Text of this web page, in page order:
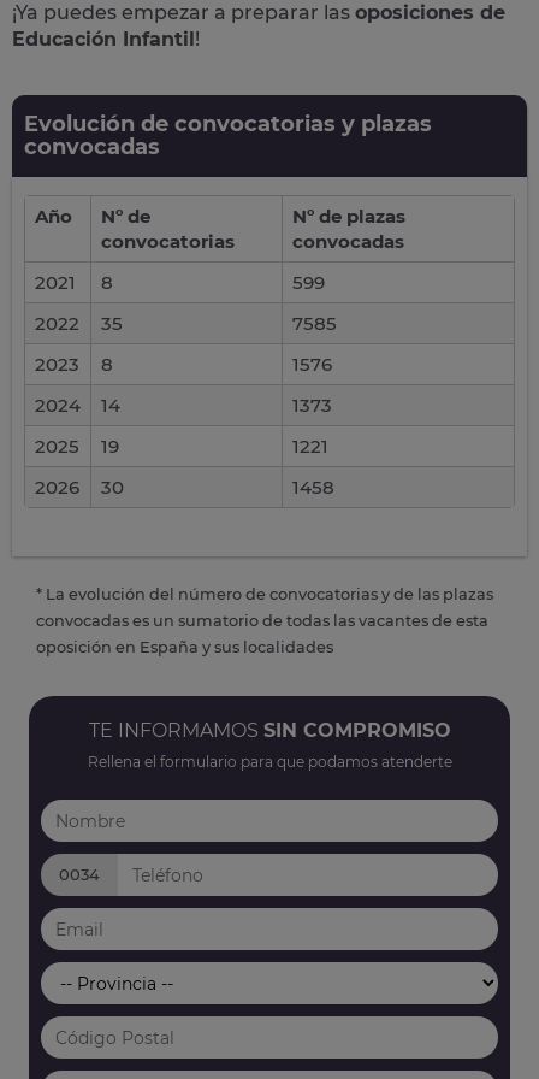
¡Ya puedes empezar a preparar las oposiciones de
Educación Infantil!
Evolución de convocatorias y plazas
convocadas
Año
Nº de
convocatorias
Nº de plazas
convocadas
2021
8
599
2022
35
7585
2023
8
1576
2024
14
1373
2025
19
1221
2026
30 1458
* La evolución del número de convocatorias y de las plazas
convocadas es un sumatorio de todas las vacantes de esta
oposición en España y sus localidades
TE INFORMAMOS SIN COMPROMISO
Rellena el formulario para que podamos atenderte
0034